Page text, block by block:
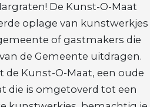
De Kunst-O-Maat
oplage van kunstwerkjes
of gastmakers die
de Gemeente uitdragen.
de Kunst-O-Maat, een oude
die is omgetoverd tot een